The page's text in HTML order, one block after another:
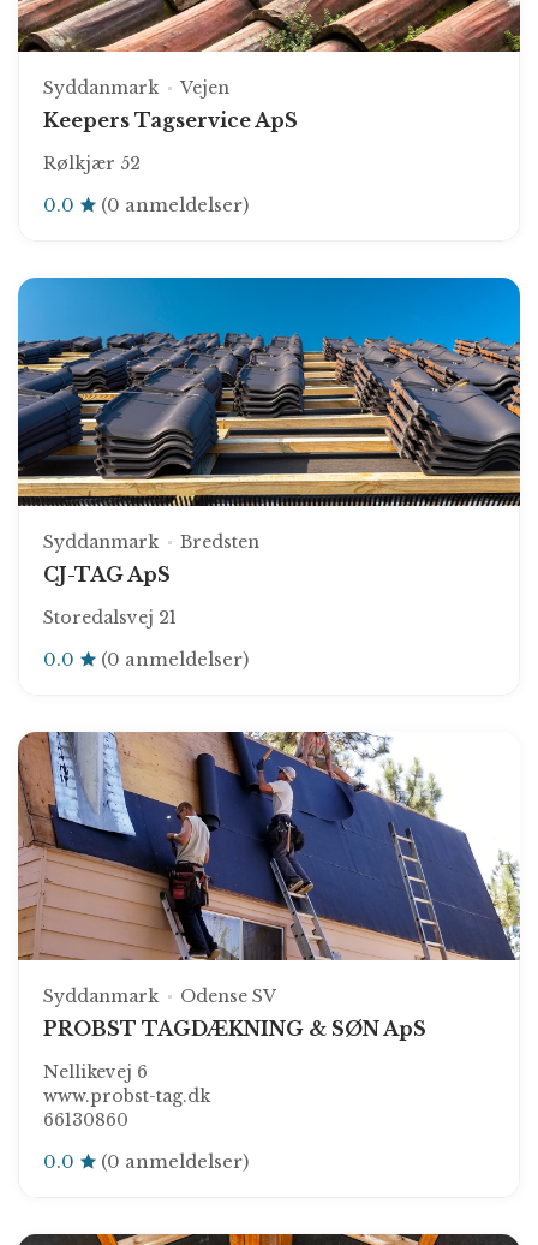
Syddanmark Vejen
Keepers Tagservice ApS
Rølkjær 52
0.0 (0 anmeldelser)
Syddanmark Bredsten
CJ-TAG ApS
Storedalsvej 21
0.0 (0 anmeldelser)
Syddanmark Odense SV
PROBST TAGDÆKNING & SØN ApS
Nellikevej 6
www.probst-tag.dk
66130860
0.0 (0 anmeldelser)